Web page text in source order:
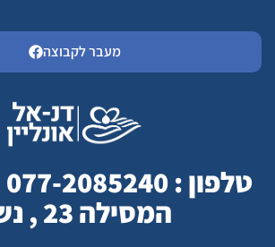
מעבר לקבוצה
המסילה 23 , נשר